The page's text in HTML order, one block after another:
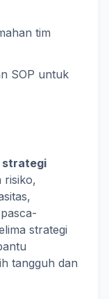
tim
SOP untuk
strategi
risiko,
strategi
tangguh dan